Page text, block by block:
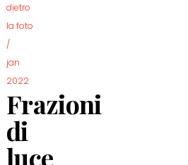
dietro
la foto
/
jan
2022
Frazioni
di
luce